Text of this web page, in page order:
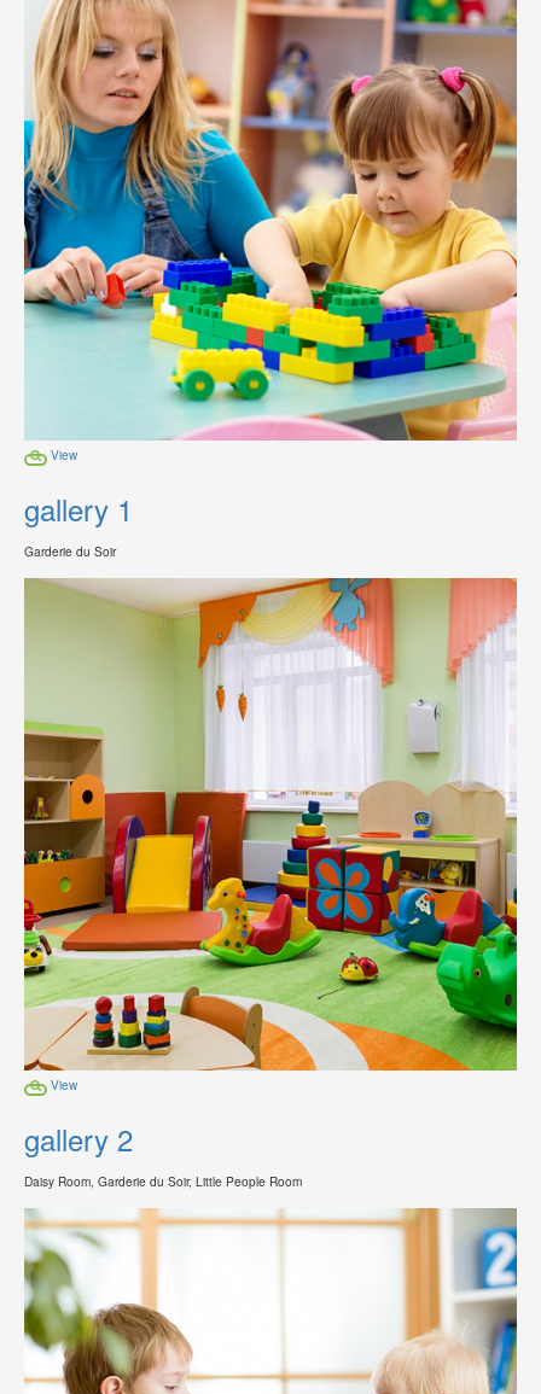
View
gallery 1
Garderie du Soir
View
gallery 2
Daisy Room, Garderie du Soir, Little People Room